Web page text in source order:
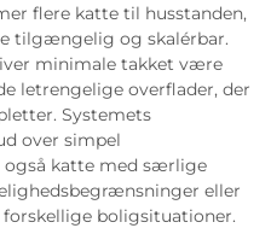
flere katte til husstanden,
tilgængelig og skalérbar.
minimale takket være
letrengelige overflader, der
Systemets
over simpel
katte med særlige
eller
boligsituationer.